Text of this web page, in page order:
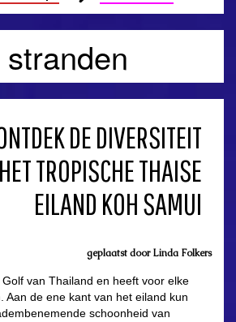
DE DIVERSITEIT
TROPISCHE THAISE
EILAND KOH SAMUI
geplaatst doorLinda Folkers
van Thailand en heeft voor elke
Aan de ene kant van het eiland kun
schoonheid van